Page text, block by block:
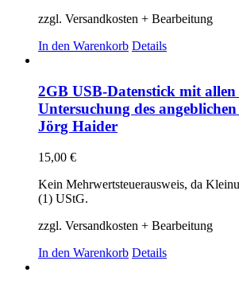
zzgl. Versandkosten + Bearbeitung
In den Warenkorb Details
2GB USB-Datenstick mit
Untersuchung des
Jörg Haider
15,00 €
Kein Mehrwertsteuerausweis, da
(1) UStG.
zzgl. Versandkosten + Bearbeitung
In den Warenkorb Details